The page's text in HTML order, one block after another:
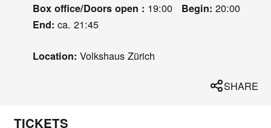
Box office/Doors open : 19:00 Begin: 20:00
End: ca. 21:45
Location: Volkshaus Zürich
SHARE
TICKETS